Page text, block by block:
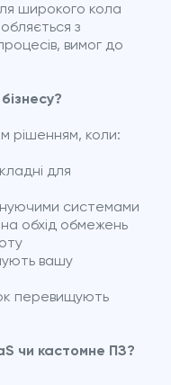
широкого кола
з
вимог до
рішенням, коли:
для
системами
обхід обмежень
вашу
перевищують
чи кастомне ПЗ?